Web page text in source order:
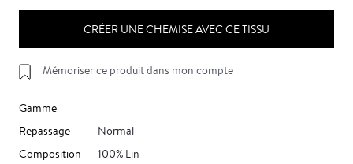
CRÉER UNE CHEMISE AVEC CE TISSU
Mémoriser ce produit dans mon compte
Gamme
Repassage
Normal
Composition
100% Lin